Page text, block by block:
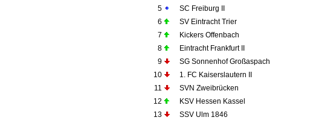
5
SC Freiburg II
6
SV Eintracht Trier
7
Kickers Offenbach
8
Eintracht Frankfurt II
9
SG Sonnenhof Großaspach
10
1. FC Kaiserslautern II
11
SVN Zweibrücken
12
KSV Hessen Kassel
13
SSV Ulm 1846